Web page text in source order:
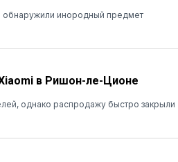
обнаружили инородный предмет
в Ришон-ле-Ционе
однако распродажу быстро закрыли